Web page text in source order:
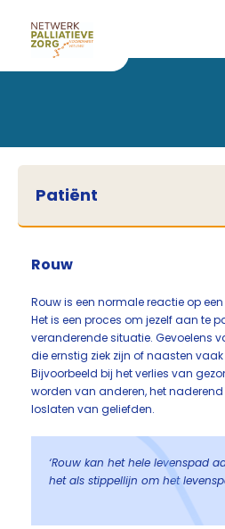
Patiënt
Rouw
Rouw is een normale reactie op
Het is een proces om jezelf aan te
veranderende situatie. Gevoelens
die ernstig ziek zijn of naasten
Bijvoorbeeld bij het verlies van
worden van anderen, het
loslaten van geliefden.
‘Rouw kan het hele levenspad
het als stippellijn om het